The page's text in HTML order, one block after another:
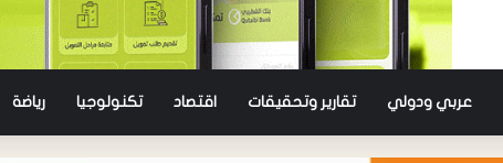
عربي ودولي تقارير وتحقيقات اقتصاد تكنولوجيا رياضة